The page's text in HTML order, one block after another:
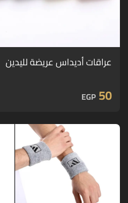
عراقات أديداس عريضة لليدين
50
EGP